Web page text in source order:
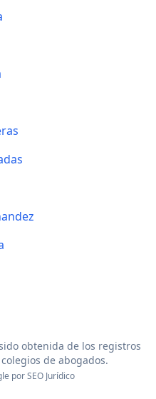
obtenida de los registros
de abogados.
porSEO Jurídico